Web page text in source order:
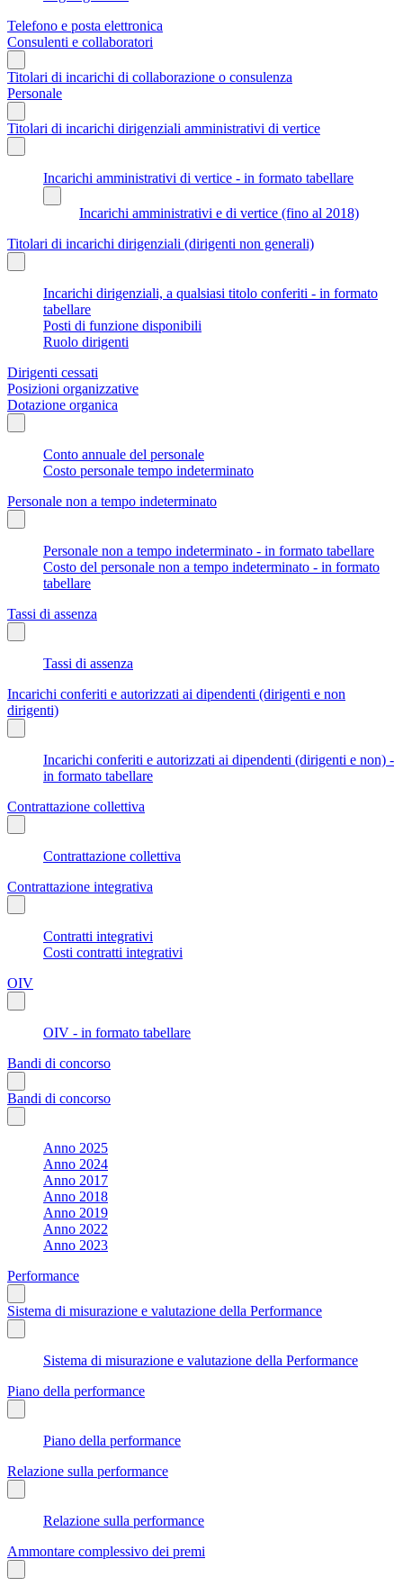
Telefono e posta elettronica
Consulenti e collaboratori
Titolari di incarichi di collaborazione o consulenza
Personale
Titolari di incarichi dirigenziali amministrativi di vertice
Incarichi amministrativi di vertice - in formato tabellare
Incarichi amministrativi e di vertice (fino al 2018)
Titolari di incarichi dirigenziali (dirigenti non generali)
Incarichi dirigenziali, a qualsiasi titolo conferiti - in formato
tabellare
Posti di funzione disponibili
Ruolo dirigenti
Dirigenti cessati
Posizioni organizzative
Dotazione organica
Conto annuale del personale
Costo personale tempo indeterminato
Personale non a tempo indeterminato
Personale non a tempo indeterminato - in formato tabellare
Costo del personale non a tempo indeterminato - in formato
tabellare
Tassi di assenza
Tassi di assenza
Incarichi conferiti e autorizzati ai dipendenti (dirigenti e non
dirigenti)
Incarichi conferiti e autorizzati ai dipendenti (dirigenti e non) -
in formato tabellare
Contrattazione collettiva
Contrattazione collettiva
Contrattazione integrativa
Contratti integrativi
Costi contratti integrativi
OIV
OIV - in formato tabellare
Bandi di concorso
Bandi di concorso
Anno 2025
Anno 2024
Anno 2017
Anno 2018
Anno 2019
Anno 2022
Anno 2023
Performance
Sistema di misurazione e valutazione della Performance
Sistema di misurazione e valutazione della Performance
Piano della performance
Piano della performance
Relazione sulla performance
Relazione sulla performance
Ammontare complessivo dei premi